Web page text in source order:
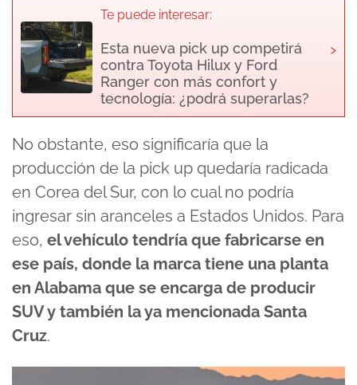
Te puede interesar:
Esta nueva pick up competirá
contra Toyota Hilux y Ford
Ranger con más confort y
tecnología: ¿podrá superarlas?
›
No obstante, eso significaría que la
producción de la pick up quedaría radicada
en Corea del Sur, con lo cual no podría
ingresar sin aranceles a Estados Unidos. Para
eso, el vehículo tendría que fabricarse en
ese país, donde la marca tiene una planta
en Alabama que se encarga de producir
SUV y también la ya mencionada Santa
Cruz.